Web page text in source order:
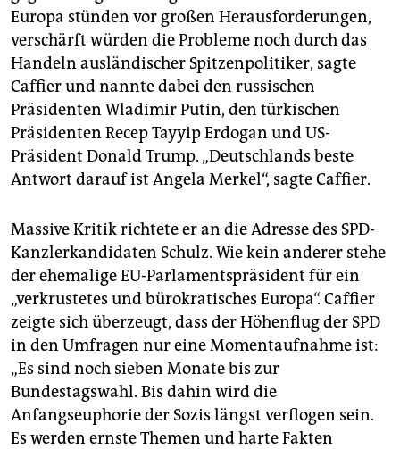
Europa stünden vor großen Herausforderungen,
verschärft würden die Probleme noch durch das
Handeln ausländischer Spitzenpolitiker, sagte
Caffier und nannte dabei den russischen
Präsidenten Wladimir Putin, den türkischen
Präsidenten Recep Tayyip Erdogan und US-
Präsident Donald Trump. „Deutschlands beste
Antwort darauf ist Angela Merkel“, sagte Caffier.
Massive Kritik richtete er an die Adresse des SPD-
Kanzlerkandidaten Schulz. Wie kein anderer stehe
der ehemalige EU-Parlamentspräsident für ein
„verkrustetes und bürokratisches Europa“. Caffier
zeigte sich überzeugt, dass der Höhenflug der SPD
in den Umfragen nur eine Momentaufnahme ist:
„Es sind noch sieben Monate bis zur
Bundestagswahl. Bis dahin wird die
Anfangseuphorie der Sozis längst verflogen sein.
Es werden ernste Themen und harte Fakten